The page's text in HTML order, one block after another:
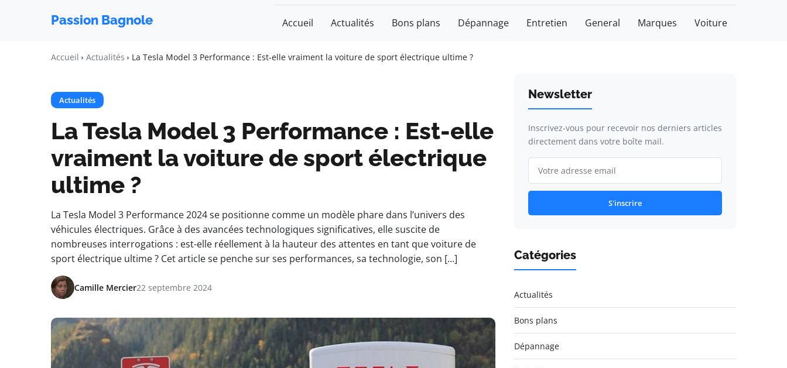
Passion Bagnole Accueil Actualités Bons plans Dépannage Entretien General Marques Voiture
Accueil Actualités La Tesla Model 3 Performance : Est-elle vraiment la voiture de sport électrique ultime ?
Actualités
La Tesla Model 3 Performance : Est-elle
vraiment la voiture de sport électrique
ultime ?
La Tesla Model 3 Performance 2024 se positionne comme un modèle phare dans l’univers des
véhicules électriques. Grâce à des avancées technologiques significatives, elle suscite de
nombreuses interrogations : est-elle réellement à la hauteur des attentes en tant que voiture de
sport électrique ultime ? Cet article se penche sur ses performances, sa technologie, son […]
Camille Mercier22 septembre 2024
Newsletter
Inscrivez-vous pour recevoir nos derniers articles
directement dans votre boîte mail.
S'inscrire
Catégories
Actualités
Bons plans
Dépannage